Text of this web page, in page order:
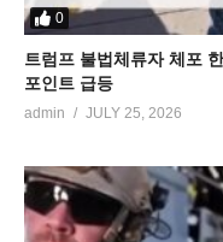
0
트럼프 불법체류자 체포
포인트 급등
admin JULY 25, 2026